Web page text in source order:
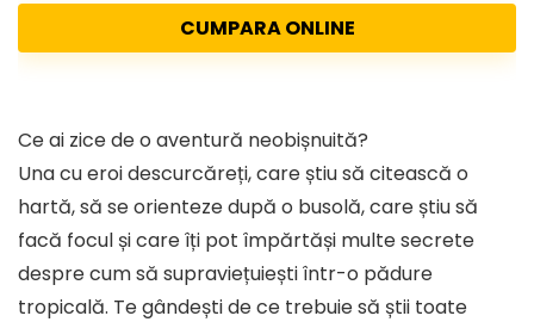
CUMPARA ONLINE
Ce ai zice de o aventură neobișnuită?
Una cu eroi descurcăreți, care știu să citească o
hartă, să se orienteze după o busolă, care știu să
facă focul și care îți pot împărtăși multe secrete
despre cum să supraviețuiești într-o pădure
tropicală. Te gândești de ce trebuie să știi toate